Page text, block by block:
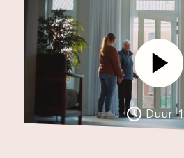
Play Video
Duur: